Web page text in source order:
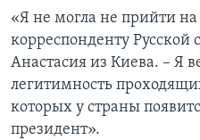
«Я не могла не прийти
корреспонденту
Анастасия из Киева. – Я
легитимность
которых у страны
президент».